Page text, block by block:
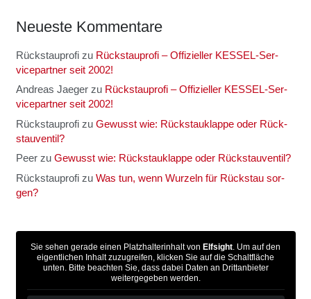
Neu­es­te Kom­men­ta­re
Rückstauprofizu Rück­stau­pro­fi – Offi­zi­el­ler KES­SEL-Ser­
vice­part­ner seit 2002!
Andreas Jaegerzu Rück­stau­pro­fi – Offi­zi­el­ler KES­SEL-Ser­
vice­part­ner seit 2002!
Rückstauprofizu Gewusst wie: Rück­stau­klap­pe oder Rück­
stau­ven­til?
Peerzu Gewusst wie: Rück­stau­klap­pe oder Rück­stau­ven­til?
Rückstauprofizu Was tun, wenn Wur­zeln für Rück­stau sor­
gen?
Sie sehen gerade einen Platzhalterinhalt von Elfsight . Um auf den
eigentlichen Inhalt zuzugreifen, klicken Sie auf die Schaltfläche
unten. Bitte beachten Sie, dass dabei Daten an Drittanbieter
weitergegeben werden.